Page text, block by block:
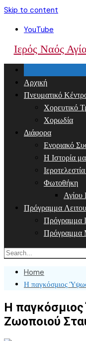
Skip to content
YouTube
Ιερός Ναός
Αρχική
Πνευματικό
Χορευτικό
Χορωδία
Διάφορα
Ενοριακό
Η Ιστορία
Φωτοθήκη
Αγίου
Πρόγραμμα
Πρόγραμμα
Πρόγραμμα
Home
Η παγκόσμιος
Η παγκόσμιος
Ζωοποιού